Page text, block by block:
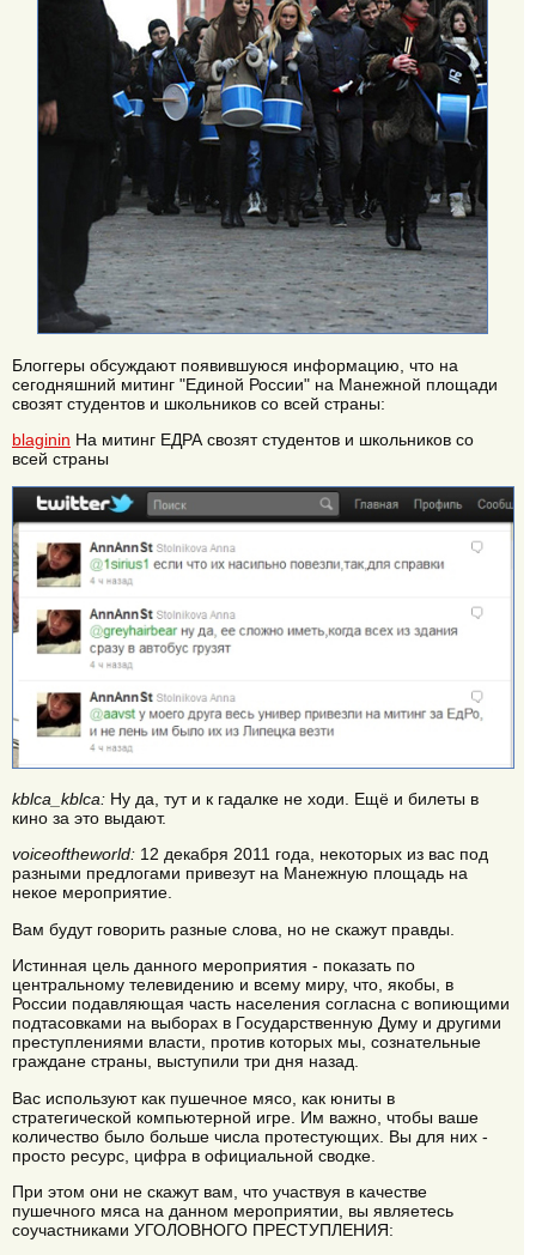
Блоггеры обсуждают появившуюся информацию, что на
сегодняшний митинг "Единой России" на Манежной площади
свозят студентов и школьников со всей страны:
blaginin На митинг ЕДРА свозят студентов и школьников со
всей страны
kblca_kblca: Ну да, тут и к гадалке не ходи. Ещё и билеты в
кино за это выдают.
voiceoftheworld: 12 декабря 2011 года, некоторых из вас под
разными предлогами привезут на Манежную площадь на
некое мероприятие.
Вам будут говорить разные слова, но не скажут правды.
Истинная цель данного мероприятия - показать по
центральному телевидению и всему миру, что, якобы, в
России подавляющая часть населения согласна с вопиющими
подтасовками на выборах в Государственную Думу и другими
преступлениями власти, против которых мы, сознательные
граждане страны, выступили три дня назад.
Вас используют как пушечное мясо, как юниты в
стратегической компьютерной игре. Им важно, чтобы ваше
количество было больше числа протестующих. Вы для них -
просто ресурс, цифра в официальной сводке.
При этом они не скажут вам, что участвуя в качестве
пушечного мяса на данном мероприятии, вы являетесь
соучастниками УГОЛОВНОГО ПРЕСТУПЛЕНИЯ: